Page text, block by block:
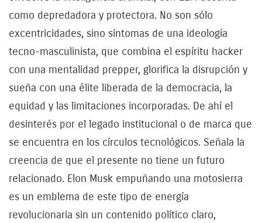
como depredadora y protectora. No son sólo
excentricidades, sino síntomas de una ideología
tecno-masculinista, que combina el espíritu hacker
con una mentalidad prepper, glorifica la disrupción y
sueña con una élite liberada de la democracia, la
equidad y las limitaciones incorporadas. De ahí el
desinterés por el legado institucional o de marca que
se encuentra en los círculos tecnológicos. Señala la
creencia de que el presente no tiene un futuro
relacionado. Elon Musk empuñando una motosierra
es un emblema de este tipo de energía
revolucionaria sin un contenido político claro,